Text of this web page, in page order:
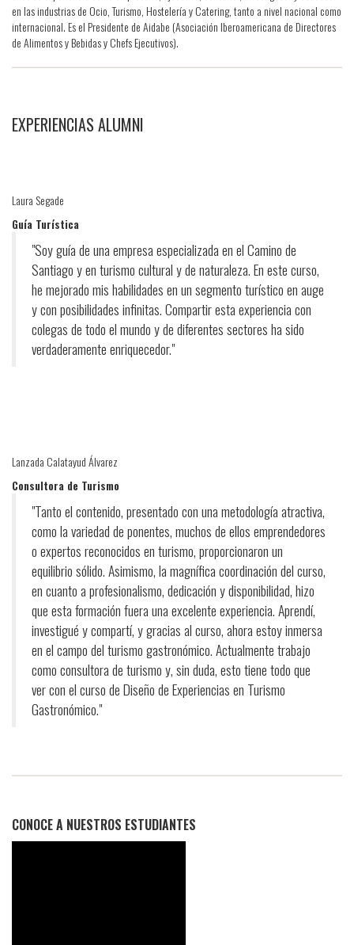
en las industrias de Ocio, Turismo, Hostelería y Catering, tanto a nivel nacional como
internacional. Es el Presidente de Aidabe (Asociación Iberoamericana de Directores
de Alimentos y Bebidas y Chefs Ejecutivos).
EXPERIENCIAS ALUMNI
Laura Segade
Guía Turística
"Soy guía de una empresa especializada en el Camino de
Santiago y en turismo cultural y de naturaleza. En este curso,
he mejorado mis habilidades en un segmento turístico en auge
y con posibilidades infinitas. Compartir esta experiencia con
colegas de todo el mundo y de diferentes sectores ha sido
verdaderamente enriquecedor."
Lanzada Calatayud Álvarez
Consultora de Turismo
"Tanto el contenido, presentado con una metodología atractiva,
como la variedad de ponentes, muchos de ellos emprendedores
o expertos reconocidos en turismo, proporcionaron un
equilibrio sólido. Asimismo, la magnífica coordinación del curso,
en cuanto a profesionalismo, dedicación y disponibilidad, hizo
que esta formación fuera una excelente experiencia. Aprendí,
investigué y compartí, y gracias al curso, ahora estoy inmersa
en el campo del turismo gastronómico. Actualmente trabajo
como consultora de turismo y, sin duda, esto tiene todo que
ver con el curso de Diseño de Experiencias en Turismo
Gastronómico."
CONOCE A NUESTROS ESTUDIANTES